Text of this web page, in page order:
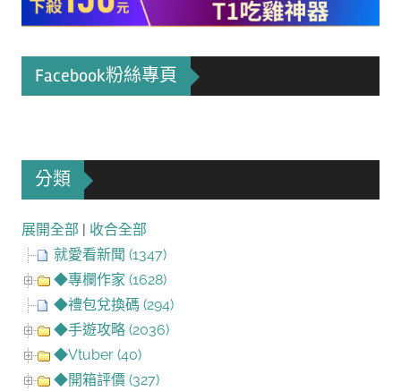
Facebook粉絲專頁
分類
展開全部 | 收合全部
就愛看新聞 (1347)
◆專欄作家 (1628)
◆禮包兌換碼 (294)
◆手遊攻略 (2036)
◆Vtuber (40)
◆開箱評價 (327)